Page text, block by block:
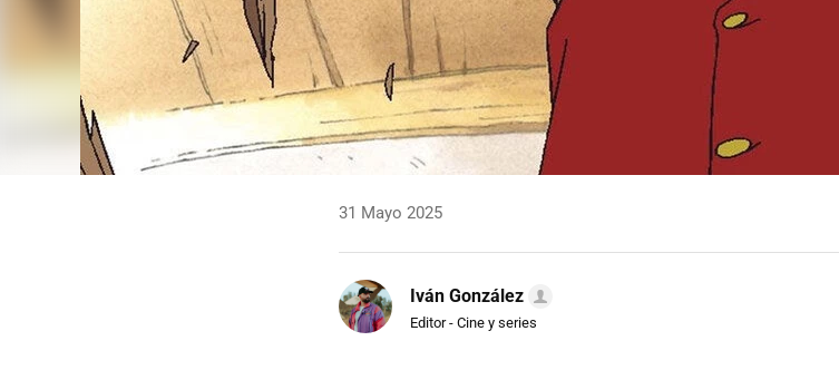
31 Mayo 2025
Iván González
Editor - Cine y series